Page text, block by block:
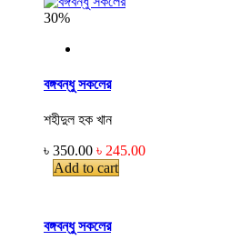
30%
বঙ্গবন্ধু সকলের
শহীদুল হক খান
৳ 350.00 ৳ 245.00
Add to cart
বঙ্গবন্ধু সকলের